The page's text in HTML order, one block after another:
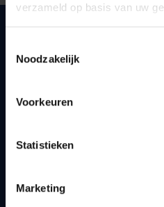
verzameld op basis van uw
Noodzakelijk
Voorkeuren
Statistieken
Marketing
Quick links
How to get to the VUB